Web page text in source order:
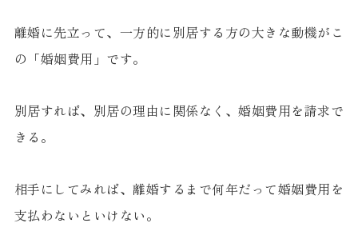
離婚に先立って、一方的に別居する方の大きな動機がこ
の「婚姻費用」です。
別居すれば、別居の理由に関係なく、婚姻費用を請求で
きる。
相手にしてみれば、離婚するまで何年だって婚姻費用を
支払わないといけない。